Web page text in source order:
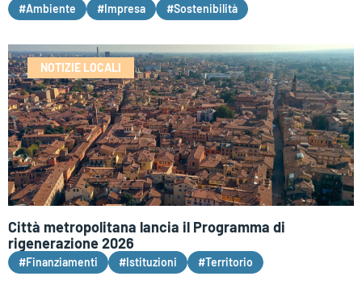
#Ambiente #Impresa #Sostenibilità
NOTIZIE LOCALI
Città metropolitana lancia il Programma di
rigenerazione 2026
#Finanziamenti #Istituzioni #Territorio